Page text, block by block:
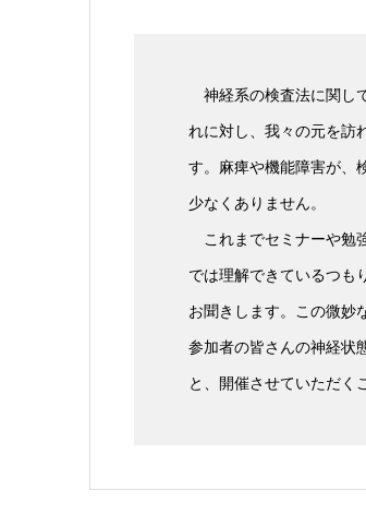
神経系の検査法に関し
れに対し、我々の元を訪
す。麻痺や機能障害が、
少なくありません。
これまでセミナーや勉
では理解できているつも
お聞きします。この微妙
参加者の皆さんの神経状
と、開催させていただく